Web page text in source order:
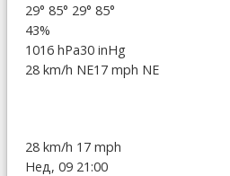
29° 85° 29° 85°
43%
1016 hPa30 inHg
28 km/h NE17 mph NE
28 km/h 17 mph
Нед, 09 21:00